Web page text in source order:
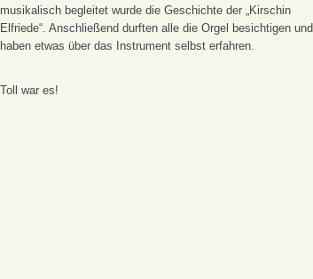
musikalisch begleitet wurde die Geschichte der „Kirschin
Elfriede“. Anschließend durften alle die Orgel besichtigen und
haben etwas über das Instrument selbst erfahren.
Toll war es!